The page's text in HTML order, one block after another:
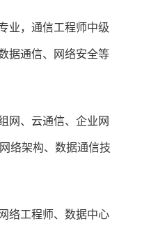
业，通信工程师中级
据通信、网络安全等
网、云通信、企业网
络架构、数据通信技
络工程师、数据中心